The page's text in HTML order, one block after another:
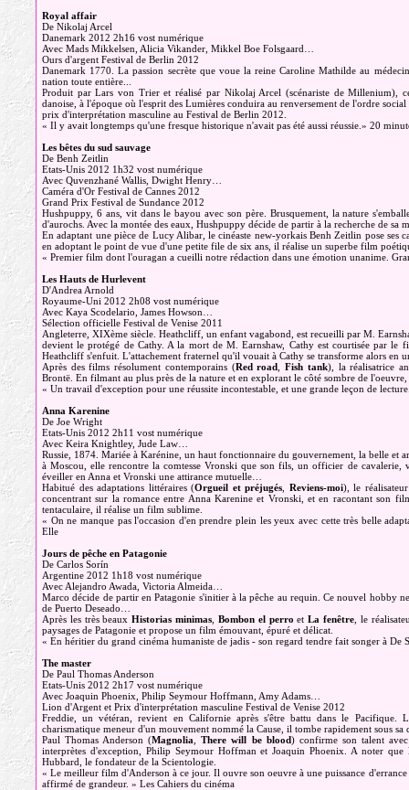
Royal affair
De Nikolaj Arcel
Danemark 2012 2h16 vost numérique
Avec Mads Mikkelsen, Alicia Vikander, Mikkel Boe Folsgaard…
Ours d'argent Festival de Berlin 2012
Danemark 1770. La passion secrète que voue la reine Caroline Mathilde au
nation toute entière...
Produit par Lars von Trier et réalisé par Nikolaj Arcel (scénariste de Millenium),
danoise, à l'époque où l'esprit des Lumières conduira au renversement de l'ordre
prix d'interprétation masculine au Festival de Berlin 2012.
« Il y avait longtemps qu'une fresque historique n'avait pas été aussi réussie.» 20
Les bêtes du sud sauvage
De Benh Zeitlin
Etats-Unis 2012 1h32 vost numérique
Avec Quvenzhané Wallis, Dwight Henry…
Caméra d'Or Festival de Cannes 2012
Grand Prix Festival de Sundance 2012
Hushpuppy, 6 ans, vit dans le bayou avec son père. Brusquement, la nature
d'aurochs. Avec la montée des eaux, Hushpuppy décide de partir à la recherche de sa
En adaptant une pièce de Lucy Alibar, le cinéaste new-yorkais Benh Zeitlin pose ses
en adoptant le point de vue d'une petite file de six ans, il réalise un superbe film
« Premier film dont l'ouragan a cueilli notre rédaction dans une émotion unanime.
Les Hauts de Hurlevent
D'Andrea Arnold
Royaume-Uni 2012 2h08 vost numérique
Avec Kaya Scodelario, James Howson…
Sélection officielle Festival de Venise 2011
Angleterre, XIXème siècle. Heathcliff, un enfant vagabond, est recueilli par M.
devient le protégé de Cathy. A la mort de M. Earnshaw, Cathy est courtisée par le
Heathcliff s'enfuit. L'attachement fraternel qu'il vouait à Cathy se transforme alors en
Après des films résolument contemporains (Red road ,Fish tank), la réalisatrice
Brontë. En filmant au plus près de la nature et en explorant le côté sombre de
« Un travail d'exception pour une réussite incontestable, et une grande leçon de
Anna Karenine
De Joe Wright
Etats-Unis 2012 2h11 vost numérique
Avec Keira Knightley, Jude Law…
Russie, 1874. Mariée à Karénine, un haut fonctionnaire du gouvernement, la belle et
à Moscou, elle rencontre la comtesse Vronski que son fils, un officier de cavalerie,
éveiller en Anna et Vronski une attirance mutuelle…
Habitué des adaptations littéraires (Orgueil et préjugés Reviens-moi), le
concentrant sur la romance entre Anna Karenine et Vronski, et en racontant son
tentaculaire, il réalise un film sublime.
« On ne manque pas l'occasion d'en prendre plein les yeux avec cette très belle
Elle
Jours de pêche en Patagonie
De Carlos Sorín
Argentine 2012 1h18 vost numérique
Avec Alejandro Awada, Victoria Almeida…
Marco décide de partir en Patagonie s'initier à la pêche au requin. Ce nouvel hobby
de Puerto Deseado…
Après les très beauxHistorias minimas Bombon el perro etLa fenêtre , le
paysages de Patagonie et propose un film émouvant, épuré et délicat.
« En héritier du grand cinéma humaniste de jadis - son regard tendre fait songer à De
The master
De Paul Thomas Anderson
Etats-Unis 2012 2h17 vost numérique
Avec Joaquin Phoenix, Philip Seymour Hoffmann, Amy Adams…
Lion d'Argent et Prix d'interprétation masculine Festival de Venise 2012
Freddie, un vétéran, revient en Californie après s'être battu dans le Pacifique.
charismatique meneur d'un mouvement nommé la Cause, il tombe rapidement sous sa
Paul Thomas Anderson (Magnolia ,There will be blood) confirme son talent
interprètes d'exception, Philip Seymour Hoffman et Joaquin Phoenix. A noter
Hubbard, le fondateur de la Scientologie.
« Le meilleur film d'Anderson à ce jour. Il ouvre son oeuvre à une puissance
affirmé de grandeur. » Les Cahiers du cinéma